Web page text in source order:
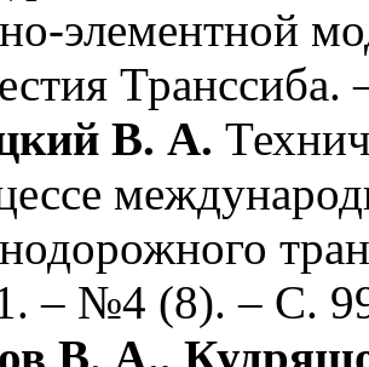
элементной
В. А.
– №4 (8). – С.
В. А.,